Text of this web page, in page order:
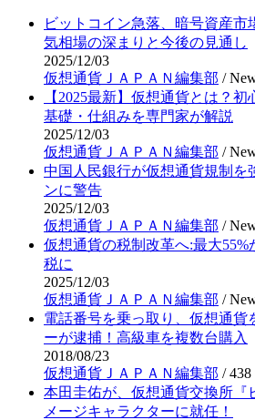
ビットコイン急落、暗号資産市
気相場の深まりと今後の見通し
2025/12/03
仮想通貨ＪＡＰＡＮ編集部 /
【2025最新】仮想通貨とは？
基礎・仕組みを専門家が解説
2025/12/03
仮想通貨ＪＡＰＡＮ編集部 /
中国人民銀行が仮想通貨規制を
ンに警告
2025/12/03
仮想通貨ＪＡＰＡＮ編集部 /
仮想通貨の税制改革へ:最大55%
税に
2025/12/03
仮想通貨ＪＡＰＡＮ編集部 /
電話番号を乗っ取り、仮想通貨
ーが逮捕！高級車を複数台購入
2018/08/23
仮想通貨ＪＡＰＡＮ編集部 /438
本田圭佑が、仮想通貨交換所『
メージキャラクターに就任！